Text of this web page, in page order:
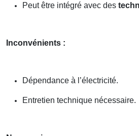
Peut être intégré avec des
Inconvénients :
Dépendance à l’électricité.
Entretien technique nécessaire.